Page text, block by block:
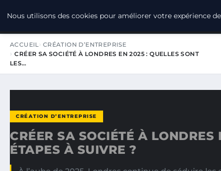
LPO CONSULTING
ACCUEIL CRÉATION D’ENTREPRISE
CRÉER SA SOCIÉTÉ À LONDRES EN 2025 : QUELLES SONT
LES…
CRÉATION D’ENTREPRISE
CRÉER SA SOCIÉTÉ À
ÉTAPES À SUIVRE ?
Nous utilisons des cookies pour améliorer votre expérience